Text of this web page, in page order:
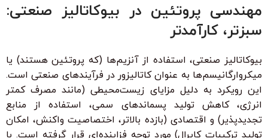
مهندسی پروتئین در بیوکاتالیز صنعتی:
سبزتر، کارآمدتر
بیوکاتالیز صنعتی، استفاده از آنزیم‌ها (که پروتئین هستند) یا
میکروارگانیسم‌ها به عنوان کاتالیزور در فرآیندهای صنعتی است.
این رویکرد به دلیل مزایای زیست‌محیطی (مانند مصرف کمتر
انرژی، کاهش تولید پسماندهای سمی، استفاده از منابع
تجدیدپذیر) و اقتصادی (بازده بالاتر، اختصاصیت واکنش، امکان
تولید ترکیبات کایرال) مورد توجه فزاینده‌ای قرار گرفته است. با